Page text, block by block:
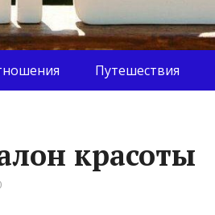
Путешествия
красоты